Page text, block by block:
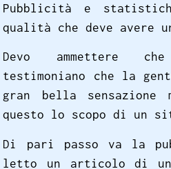
Pubblicità e
qualità che deve avere
Devo ammettere
testimoniano che la
gran bella sensazione
questo lo scopo di un
Di pari passo va la
letto un articolo di